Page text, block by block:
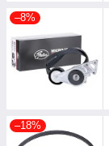
–8%
–18%